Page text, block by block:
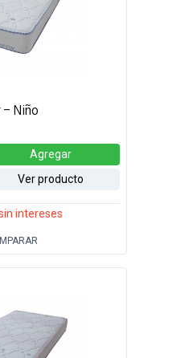
- Niño
Agregar
Ver producto
intereses